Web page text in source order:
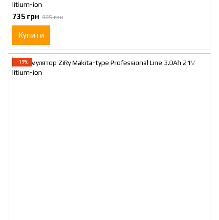
litium-ion
735 грн 935 грн
Купити
−19%